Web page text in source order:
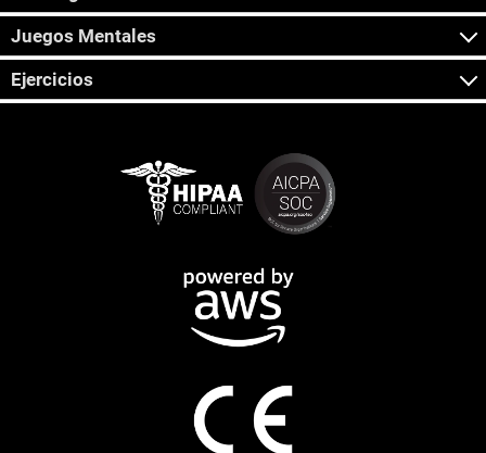
Juegos Mentales
Ejercicios